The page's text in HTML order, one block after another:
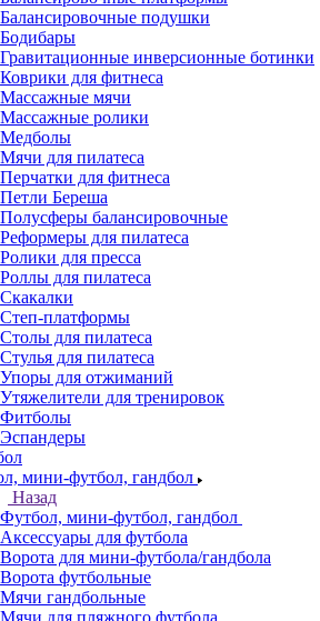
Балансировочные подушки
Бодибары
Гравитационные инверсионные ботинки
Коврики для фитнеса
Массажные мячи
Массажные ролики
Медболы
Мячи для пилатеса
Перчатки для фитнеса
Петли Береша
Полусферы балансировочные
Реформеры для пилатеса
Ролики для пресса
Роллы для пилатеса
Скакалки
Степ-платформы
Столы для пилатеса
Стулья для пилатеса
Упоры для отжиманий
Утяжелители для тренировок
Фитболы
Эспандеры
мини-футбол, гандбол
Назад
Футбол, мини-футбол, гандбол
Аксессуары для футбола
Ворота для мини-футбола/гандбола
Ворота футбольные
Мячи гандбольные
Мячи для пляжного футбола